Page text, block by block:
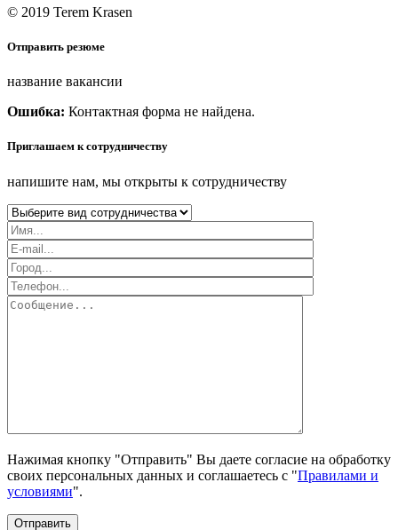
© 2019 Terem Krasen
Отправить резюме
название вакансии
Ошибка: Контактная форма не найдена.
Приглашаем к сотрудничеству
напишите нам, мы открыты к сотрудничеству
Нажимая кнопку "Отправить" Вы даете согласие на обработку
своих персональных данных и соглашаетесь с "Правилами и
условиями".